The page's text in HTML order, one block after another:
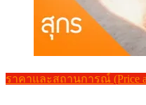
ราคาและสถานการณ์ (Price